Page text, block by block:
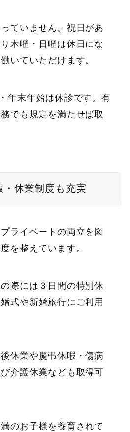
ていません。祝日があ
木曜・日曜は休日にな
いていただけます。
年末年始は休診です。有
でも規定を満たせば取
・休業制度も充実
ライベートの両立を図
を整えています。
際には３日間の特別休
式や新婚旅行にご利用
休業や慶弔休暇・傷病
介護休業なども取得可
のお子様を養育されて